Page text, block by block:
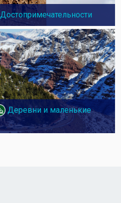
Достопримечательности
Деревни и маленькие